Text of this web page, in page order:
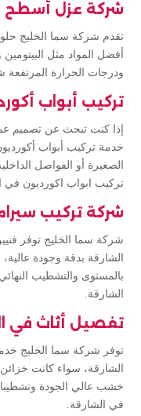
شركة عزل أسطح
تقدم شركة سما الخليج
أفضل المواد مثل
ودرجات الحرارة
تركيب أبواب
إذا كنت تبحث عن تصميم
خدمة تركيب أبواب
الصغيرة أو الفواصل
تركيب ابواب اكورديون في
شركة تركيب
شركة سما الخليج توفر
الشارقة بدقة وجودة عالية،
بالمستوى والتشطيب
الشارقة.
تفصيل أثاث في
توفر شركة سما الخليج
الشارقة، سواء كانت
خشب عالي الجودة
في الشارقة.